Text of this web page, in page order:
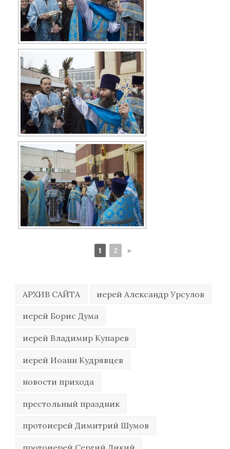
1 2 ►
АРХИВ САЙТА иерей Александр Урсулов
иерей Борис Дума
иерей Владимир Купарев
иерей Иоанн Кудрявцев
новости прихода
престольный праздник
протоиерей Димитрий Шумов